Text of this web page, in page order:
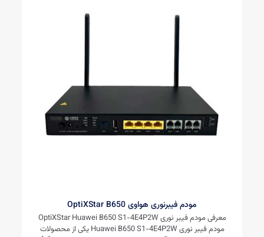
مودم فیبرنوری هواوی OptiXStar B650
معرفی مودم فیبر نوری OptiXStar Huawei B650 S1-4E4P2W
مودم فیبر نوری Huawei B650 S1-4E4P2W یکی از محصولات